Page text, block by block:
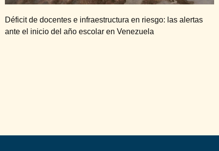
Déficit de docentes e infraestructura en riesgo: las alertas
ante el inicio del año escolar en Venezuela